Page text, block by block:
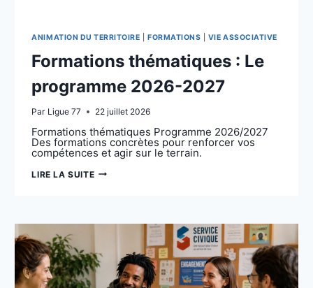
ANIMATION DU TERRITOIRE |FORMATIONS VIE ASSOCIATIVE
Formations thématiques : Le
programme 2026-2027
Par Ligue 77 22 juillet 2026
Formations thématiques Programme 2026/2027
Des formations concrètes pour renforcer vos
compétences et agir sur le terrain.
LIRE LA SUITE FORMATIONS
2027